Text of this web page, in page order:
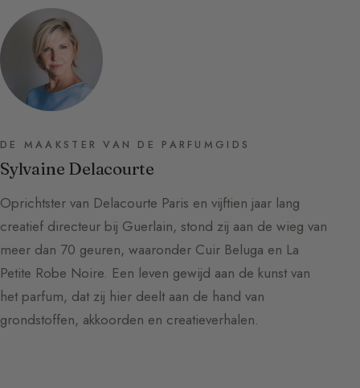
DE MAAKSTER VAN DE PARFUMGIDS
Sylvaine Delacourte
Oprichtster van Delacourte Paris en vijftien jaar lang
creatief directeur bij Guerlain, stond zij aan de wieg van
meer dan 70 geuren, waaronder Cuir Beluga en La
Petite Robe Noire. Een leven gewijd aan de kunst van
het parfum, dat zij hier deelt aan de hand van
grondstoffen, akkoorden en creatieverhalen.